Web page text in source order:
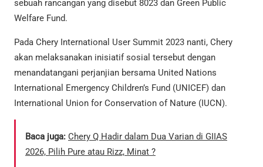
sebuah rancangan yang disebut 8023 dan Green Public
Welfare Fund.
Pada Chery International User Summit 2023 nanti, Chery
akan melaksanakan inisiatif sosial tersebut dengan
menandatangani perjanjian bersama United Nations
International Emergency Children’s Fund (UNICEF) dan
International Union for Conservation of Nature (IUCN).
Baca juga: Chery Q Hadir dalam Dua Varian di GIIAS
2026, Pilih Pure atau Rizz, Minat ?